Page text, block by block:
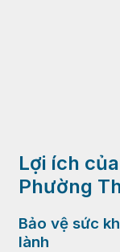
Lợi ích
Phường
Bảo vệ sức
lành